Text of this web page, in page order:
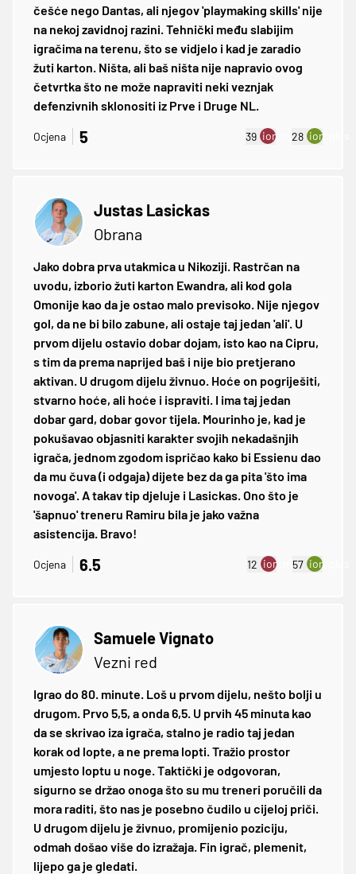
češće nego Dantas, ali njegov 'playmaking skills' nije
na nekoj zavidnoj razini. Tehnički među slabijim
igračima na terenu, što se vidjelo i kad je zaradio
žuti karton. Ništa, ali baš ništa nije napravio ovog
četvrtka što ne može napraviti neki veznjak
defenzivnih sklonositi iz Prve i Druge NL.
Ocjena 5 39 ion:minus
28 ion:plus
Justas Lasickas
Obrana
Jako dobra prva utakmica u Nikoziji. Rastrčan na
uvodu, izborio žuti karton Ewandra, ali kod gola
Omonije kao da je ostao malo previsoko. Nije njegov
gol, da ne bi bilo zabune, ali ostaje taj jedan 'ali'. U
prvom dijelu ostavio dobar dojam, isto kao na Cipru,
s tim da prema naprijed baš i nije bio pretjerano
aktivan. U drugom dijelu živnuo. Hoće on pogriješiti,
stvarno hoće, ali hoće i ispraviti. I ima taj jedan
dobar gard, dobar govor tijela. Mourinho je, kad je
pokušavao objasniti karakter svojih nekadašnjih
igrača, jednom zgodom ispričao kako bi Essienu dao
da mu čuva (i odgaja) dijete bez da ga pita 'što ima
novoga'. A takav tip djeluje i Lasickas. Ono što je
'šapnuo' treneru Ramiru bila je jako važna
asistencija. Bravo!
Ocjena 6.5 12 ion:minus
57 ion:plus
Samuele Vignato
Vezni red
Igrao do 80. minute. Loš u prvom dijelu, nešto bolji u
drugom. Prvo 5,5, a onda 6,5. U prvih 45 minuta kao
da se skrivao iza igrača, stalno je radio taj jedan
korak od lopte, a ne prema lopti. Tražio prostor
umjesto loptu u noge. Taktički je odgovoran,
sigurno se držao onoga što su mu treneri poručili da
mora raditi, što nas je posebno čudilo u cijeloj priči.
U drugom dijelu je živnuo, promijenio poziciju,
odmah došao više do izražaja. Fin igrač, plemenit,
lijepo ga je gledati.